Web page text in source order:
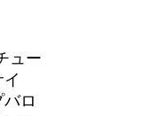
ュー
ロ